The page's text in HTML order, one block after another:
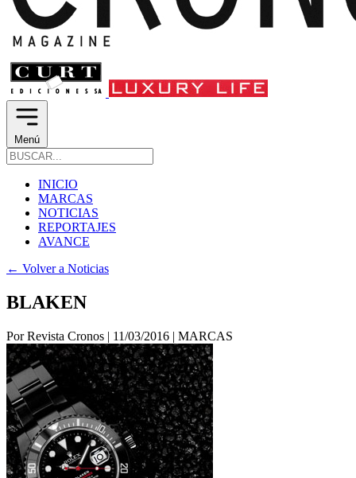
Menú
INICIO
MARCAS
NOTICIAS
REPORTAJES
AVANCE
← Volver a Noticias
BLAKEN
Por Revista Cronos | 11/03/2016 | MARCAS